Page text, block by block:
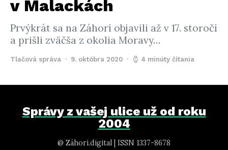
v Malackách
Prvýkrát sa na Záhorí objavili až v 17. storočí
a prišli zväčša z okolia Moravy…
Tlačová správa 9. októbra 2020 4 minúty čítania
Správy z vašej ulice už od roku
2004
@ Záhori.digital | ISSN 1337-8678